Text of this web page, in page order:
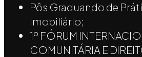
Pôs Graduando de
Imobiliário;
1º FÓRUM
COMUNITÁRIA E